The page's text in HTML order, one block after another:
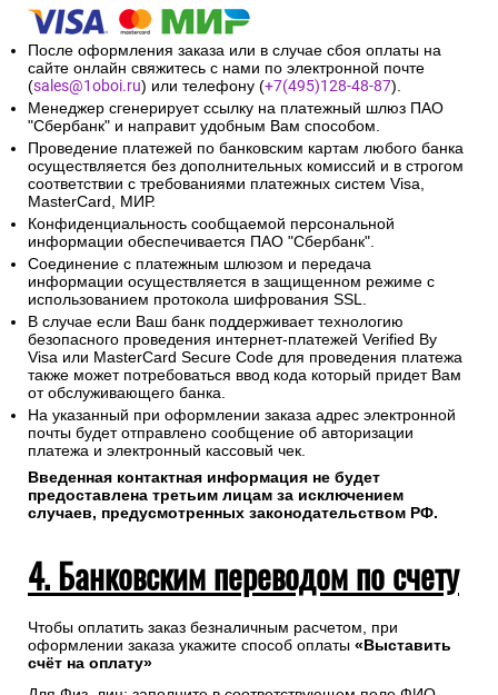
После оформления заказа или в случае сбоя оплаты на
сайте онлайн свяжитесь с нами по электронной почте
(sales@1oboi.ru) или телефону (+7(495)128-48-87).
Менеджер сгенерирует ссылку на платежный шлюз ПАО
"Сбербанк" и направит удобным Вам способом.
Проведение платежей по банковским картам любого банка
осуществляется без дополнительных комиссий и в строгом
соответствии с требованиями платежных систем Visa,
MasterCard, МИР.
Конфиденциальность сообщаемой персональной
информации обеспечивается ПАО "Сбербанк".
Соединение с платежным шлюзом и передача
информации осуществляется в защищенном режиме с
использованием протокола шифрования SSL.
В случае если Ваш банк поддерживает технологию
безопасного проведения интернет-платежей Verified By
Visa или MasterCard Secure Code для проведения платежа
также может потребоваться ввод кода который придет Вам
от обслуживающего банка.
На указанный при оформлении заказа адрес электронной
почты будет отправлено сообщение об авторизации
платежа и электронный кассовый чек.
Введенная контактная информация не будет
предоставлена третьим лицам за исключением
случаев, предусмотренных законодательством РФ.
4. Банковским переводом по счету
Чтобы оплатить заказ безналичным расчетом, при
оформлении заказа укажите способ оплаты «Выставить
счёт на оплату»